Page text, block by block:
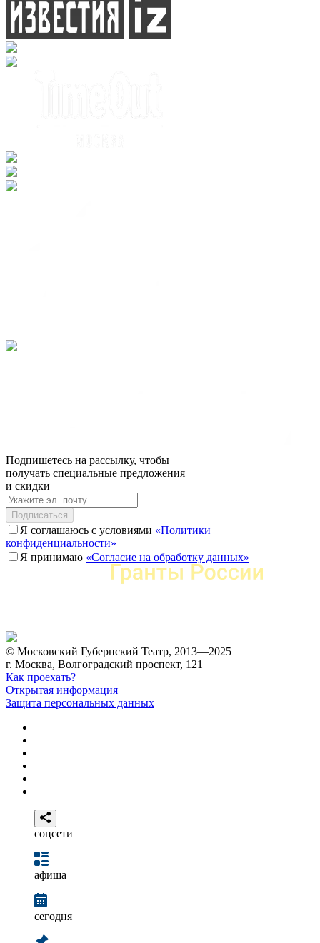
Подпишетесь на рассылку, чтобы
получать специальные предложения
и скидки
Подписаться
Я соглашаюсь с условиями «Политики
конфиденциальности»
Я принимаю «Согласие на обработку данных»
© Московский Губернский Театр, 2013—2025
г. Москва, Волгоградский проспект, 121
Как проехать?
Открытая информация
Защита персональных данных
соцсети
афиша
сегодня